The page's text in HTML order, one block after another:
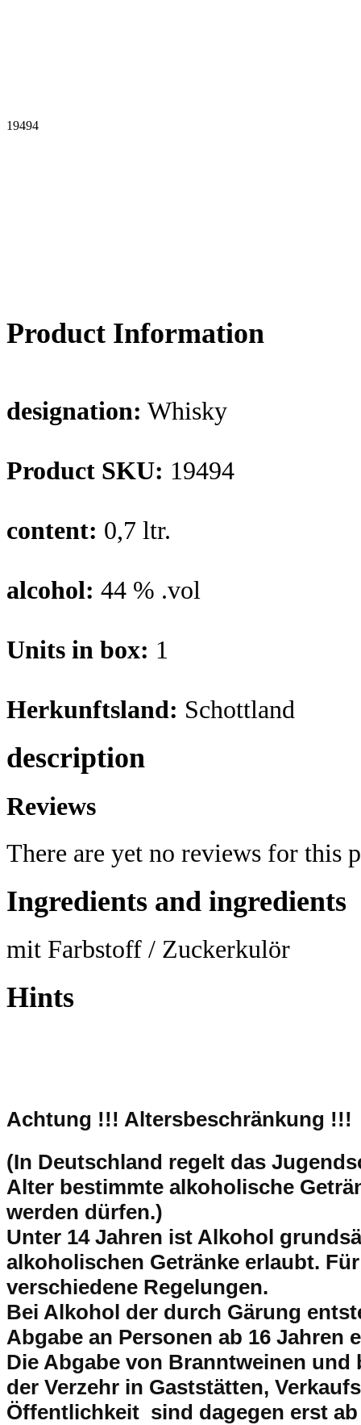
19494
Product Information
designation: Whisky
Product SKU: 19494
content: 0,7 ltr.
alcohol: 44 % .vol
Units in box: 1
Herkunftsland: Schottland
description
Reviews
There are yet no reviews for this
Ingredients and ingredients
mit Farbstoff / Zuckerkulör
Hints
Achtung !!! Altersbeschränkung !!!
(In Deutschland regelt das
Alter bestimmte alkoholische
werden dürfen.)
Unter 14 Jahren ist Alkohol
alkoholischen Getränke erlaubt.
verschiedene Regelungen.
Bei Alkohol der durch Gärung
Abgabe an Personen ab 16 Jahren
Die Abgabe von Branntweinen
der Verzehr in Gaststätten,
Öffentlichkeit sind dagegen erst